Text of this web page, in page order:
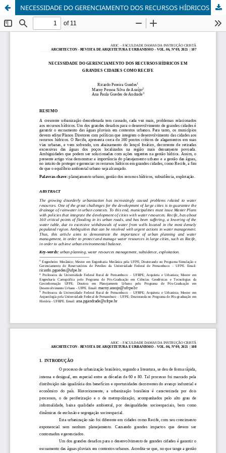
NECESSIDADE DO GERENCIAMENTO DOS RECURSOS HÍDRICOS EM GRANDES CIDADES COMO RECIFE